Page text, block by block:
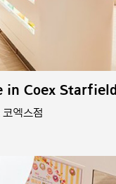
in Coex Starfield
코엑스점